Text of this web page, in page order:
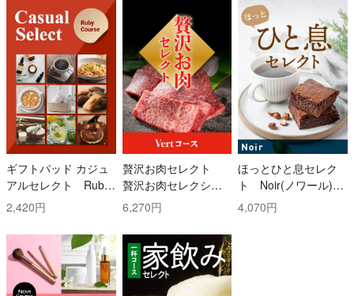
ギフトパッド カジュ
アルセレクト Ruby
(ルビー)コース
2,420円
贅沢お肉セレクト
贅沢お肉セレクショ
ン 5000円コース
6,270円
ほっとひと息セレク
ト Noir(ノワール)コ
ース
4,070円